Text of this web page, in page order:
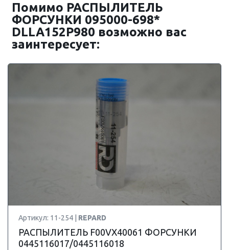
Помимо РАСПЫЛИТЕЛЬ
ФОРСУНКИ 095000-698*
DLLA152P980 возможно вас
заинтересует:
Артикул: 11-254 | REPARD
РАСПЫЛИТЕЛЬ F00VX40061 ФОРСУНКИ
0445116017/0445116018